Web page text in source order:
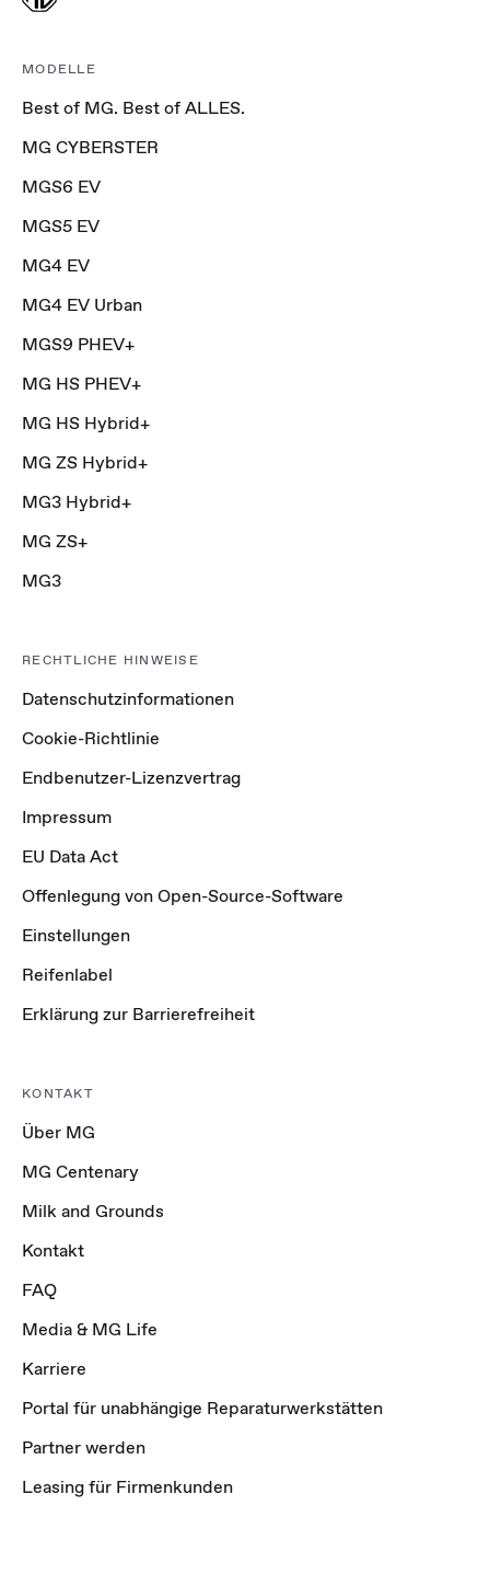
MODELLE
Best of MG. Best of ALLES.
MG CYBERSTER
MGS6 EV
MGS5 EV
MG4 EV
MG4 EV Urban
MGS9 PHEV+
MG HS PHEV+
MG HS Hybrid+
MG ZS Hybrid+
MG3 Hybrid+
MG ZS+
MG3
RECHTLICHE HINWEISE
Datenschutzinformationen
Cookie-Richtlinie
Endbenutzer-Lizenzvertrag
Impressum
EU Data Act
Offenlegung von Open-Source-Software
Einstellungen
Reifenlabel
Erklärung zur Barrierefreiheit
KONTAKT
Über MG
MG Centenary
Milk and Grounds
Kontakt
FAQ
Media & MG Life
Karriere
Portal für unabhängige Reparaturwerkstätten
Partner werden
Leasing für Firmenkunden